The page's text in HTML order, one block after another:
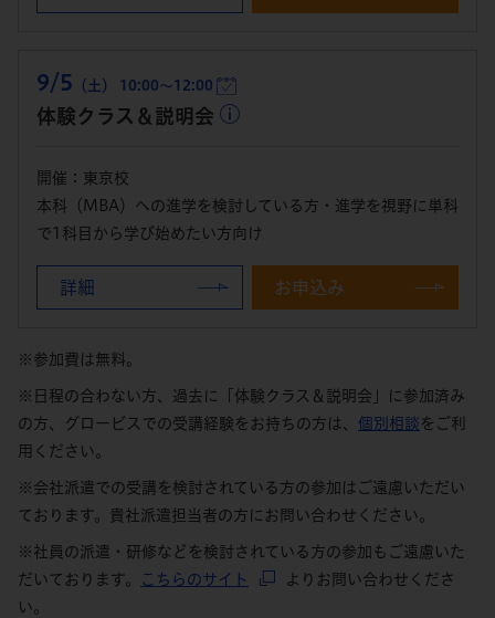
9/5 （土） 10:00～12:00
体験クラス＆説明会
開催：東京校
本科（MBA）への進学を検討している方・進学を視野に単科
で1科目から学び始めたい方向け
詳細 お申込み
※参加費は無料。
※日程の合わない方、過去に「体験クラス＆説明会」に参加済み
の方、グロービスでの受講経験をお持ちの方は、 個別相談 をご利
用ください。
※会社派遣での受講を検討されている方の参加はご遠慮いただい
ております。貴社派遣担当者の方にお問い合わせください。
※社員の派遣・研修などを検討されている方の参加もご遠慮いた
だいております。
こちらのサイト
よりお問い合わせくださ
い。